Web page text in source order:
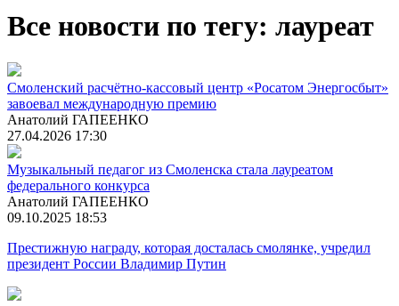
Все новости по тегу: лауреат
Смоленский расчётно-кассовый центр «Росатом Энергосбыт»
завоевал международную премию
Анатолий ГАПЕЕНКО
27.04.2026 17:30
Музыкальный педагог из Смоленска стала лауреатом
федерального конкурса
Анатолий ГАПЕЕНКО
09.10.2025 18:53
Престижную награду, которая досталась смолянке, учредил
президент России Владимир Путин